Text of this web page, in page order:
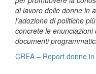
di lavoro delle donne in
l’adozione di politiche
concrete le
documenti
CREA – Report donne